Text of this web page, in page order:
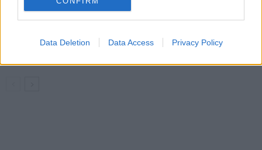
Data Deletion Data Access Privacy Policy
Lesního divadla Skalka. Nabídne hudbu,